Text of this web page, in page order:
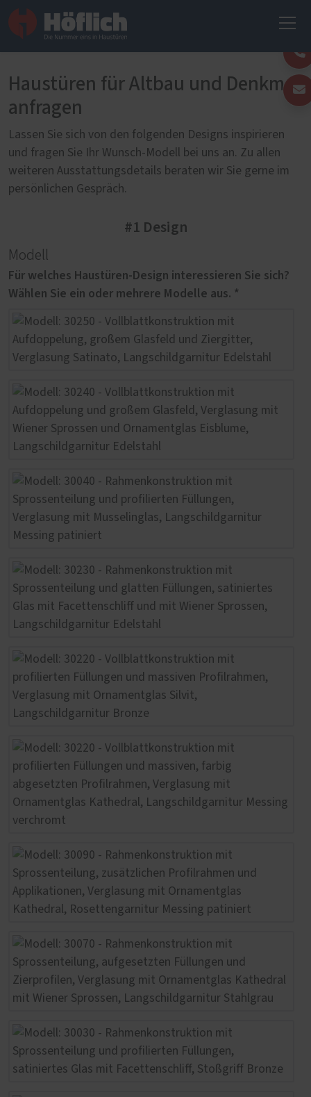
Haustüren für Altbau und Denkmal
anfragen
Lassen Sie sich von den folgenden Designs inspirieren
und fragen Sie Ihr Wunsch-Modell bei uns an. Zu allen
weiteren Ausstattungsdetails beraten wir Sie gerne im
persönlichen Gespräch.
#1 Design
Modell
Für welches Haustüren-Design interessieren Sie sich?
Wählen Sie ein oder mehrere Modelle aus. *